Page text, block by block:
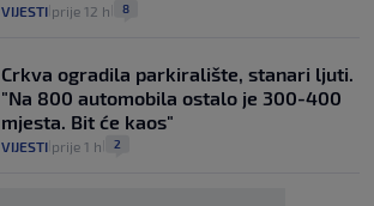
VIJESTI prije 12 h 8
Crkva ogradila parkiralište, stanari ljuti.
"Na 800 automobila ostalo je 300-400
mjesta. Bit će kaos"
VIJESTI prije 1 h 2